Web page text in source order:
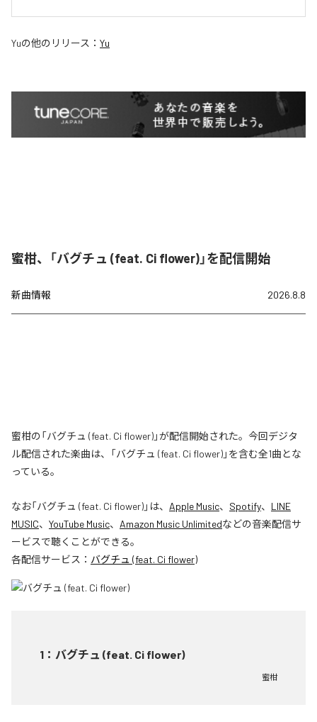
Yuの他のリリース： Yu
蜜柑、「バグチュ (feat. Ci flower)」を配信開始
新曲情報 2026.8.8
蜜柑の「バグチュ (feat. Ci flower)」が配信開始された。今回デジタ
ル配信された楽曲は、「バグチュ (feat. Ci flower)」を含む全1曲とな
っている。
なお「バグチュ (feat. Ci flower)」は、 Apple Music、 Spotify、 LINE
MUSIC、 YouTube Music、 Amazon Music Unlimitedなどの音楽配信サ
ービスで聴くことができる。
各配信サービス： バグチュ (feat. Ci flower)
1 ： バグチュ (feat. Ci flower)
蜜柑